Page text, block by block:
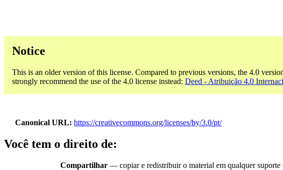
Notice
This is an older version of this license. Compared to previous versions, the 4.0
strongly recommend the use of the 4.0 license instead: Deed - Atribuição 4.0
Canonical URL https://creativecommons.org/licenses/by/3.0/pt/
Você tem o direito de:
Compartilhar — copiar e redistribuir o material em qualquer